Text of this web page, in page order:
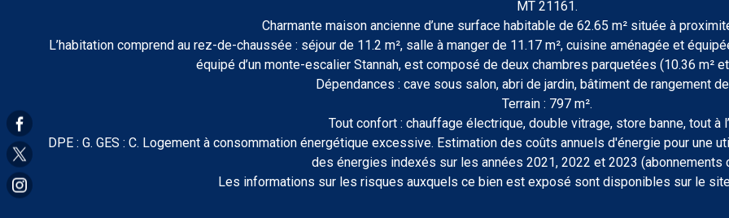
MT 21161.
Charmante maison ancienne d’une surface habitable de 62.65 m² située à
L’habitation comprend au rez-de-chaussée : séjour de 11.2 m², salle à manger de 11.17 m², cuisine aménagée et
équipé d’un monte-escalier Stannah, est composé de deux chambres parquetées (10.36 m²
Dépendances : cave sous salon, abri de jardin, bâtiment de rangement de
Terrain : 797 m².
Tout confort : chauffage électrique, double vitrage, store banne, tout à
DPE : G. GES : C. Logement à consommation énergétique excessive. Estimation des coûts annuels d'énergie pour une
des énergies indexés sur les années 2021, 2022 et 2023 (abonnements
Les informations sur les risques auxquels ce bien est exposé sont disponibles sur le